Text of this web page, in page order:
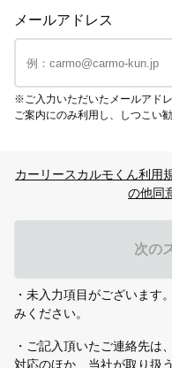
メールアドレス
※ご入力いただいたメールアド
ご案内にのみ利用し、しつこい
カーリースカルモくん利用
の他同
次の
・未入力項目がございます
みください。
・ご記入頂いたご連絡先は
対応のほか、当社が取り扱